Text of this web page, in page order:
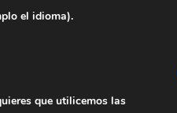
el idioma).
que utilicemos las